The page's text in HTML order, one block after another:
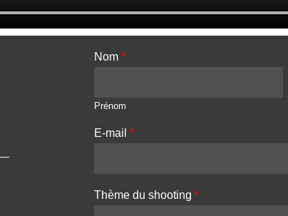
Nom *
Prénom
E-mail *
Thème du shooting *